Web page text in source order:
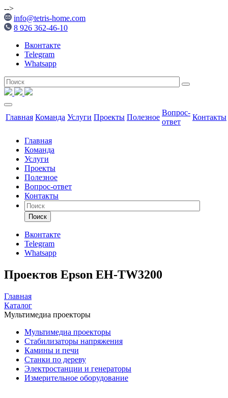
-->
info@tetris-home.com
8 926 362-46-10
Вконтакте
Telegram
Whatsapp
Главная Команда Услуги Проекты Полезное
Вопрос-
ответ
Контакты
Главная
Команда
Услуги
Проекты
Полезное
Вопрос-ответ
Контакты
Поиск
Вконтакте
Telegram
Whatsapp
Проектов Epson EH-TW3200
Главная
Каталог
Мультимедиа проекторы
Мультимедиа проекторы
Стабилизаторы напряжения
Камины и печи
Станки по дереву
Электростанции и генераторы
Измерительное оборудование